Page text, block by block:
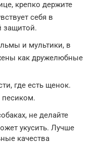
крепко держите
себя в
защитой.
и мультики, в
как дружелюбные
где есть щенок.
песиком.
не делайте
укусить. Лучше
качества